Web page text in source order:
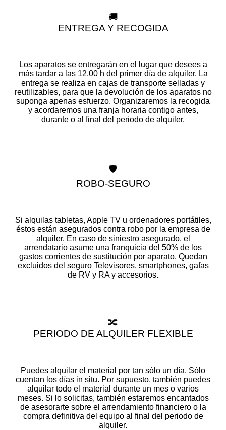
🚚
ENTREGA Y RECOGIDA
Los aparatos se entregarán en el lugar que desees a
más tardar a las 12.00 h del primer día de alquiler. La
entrega se realiza en cajas de transporte selladas y
reutilizables, para que la devolución de los aparatos no
suponga apenas esfuerzo. Organizaremos la recogida
y acordaremos una franja horaria contigo antes,
durante o al final del periodo de alquiler.
🛡️
ROBO-SEGURO
Si alquilas tabletas, Apple TV u ordenadores portátiles,
éstos están asegurados contra robo por la empresa de
alquiler. En caso de siniestro asegurado, el
arrendatario asume una franquicia del 50% de los
gastos corrientes de sustitución por aparato. Quedan
excluidos del seguro Televisores, smartphones, gafas
de RV y RA y accesorios.
🔀
PERIODO DE ALQUILER FLEXIBLE
Puedes alquilar el material por tan sólo un día. Sólo
cuentan los días in situ. Por supuesto, también puedes
alquilar todo el material durante un mes o varios
meses. Si lo solicitas, también estaremos encantados
de asesorarte sobre el arrendamiento financiero o la
compra definitiva del equipo al final del periodo de
alquiler.